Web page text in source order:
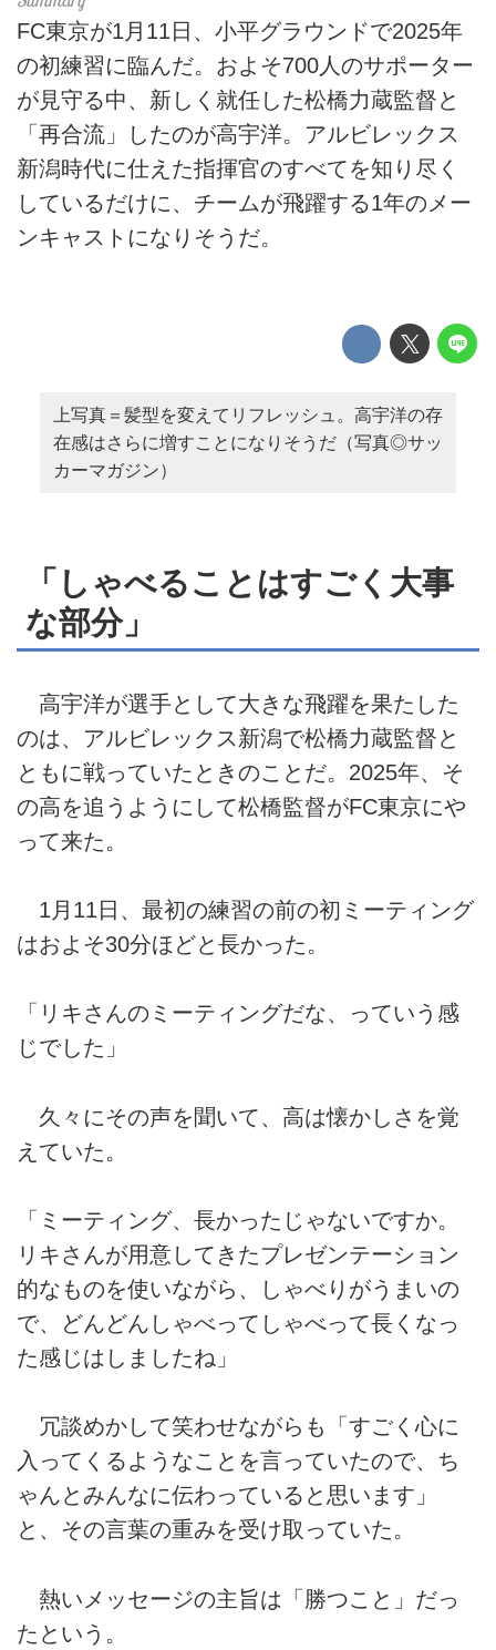
FC東京が1月11日、小平グラウンドで2025年
の初練習に臨んだ。およそ700人のサポーター
が見守る中、新しく就任した松橋力蔵監督と
「再合流」したのが高宇洋。アルビレックス
新潟時代に仕えた指揮官のすべてを知り尽く
しているだけに、チームが飛躍する1年のメー
ンキャストになりそうだ。
上写真＝髪型を変えてリフレッシュ。高宇洋の存
在感はさらに増すことになりそうだ（写真◎サッ
カーマガジン）
「しゃべることはすごく大事
な部分」
高宇洋が選手として大きな飛躍を果たした
のは、アルビレックス新潟で松橋力蔵監督と
ともに戦っていたときのことだ。2025年、そ
の高を追うようにして松橋監督がFC東京にや
って来た。
1月11日、最初の練習の前の初ミーティング
はおよそ30分ほどと長かった。
「リキさんのミーティングだな、っていう感
じでした」
久々にその声を聞いて、高は懐かしさを覚
えていた。
「ミーティング、長かったじゃないですか。
リキさんが用意してきたプレゼンテーション
的なものを使いながら、しゃべりがうまいの
で、どんどんしゃべってしゃべって長くなっ
た感じはしましたね」
冗談めかして笑わせながらも「すごく心に
入ってくるようなことを言っていたので、ち
ゃんとみんなに伝わっていると思います」
と、その言葉の重みを受け取っていた。
熱いメッセージの主旨は「勝つこと」だっ
たという。